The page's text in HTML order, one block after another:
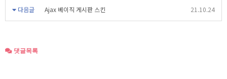
다음글 Ajax 베이직 게시판 스킨 21.10.24
댓글목록